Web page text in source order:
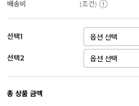
배송비 (조건)
선택1
선택2
총 상품 금액